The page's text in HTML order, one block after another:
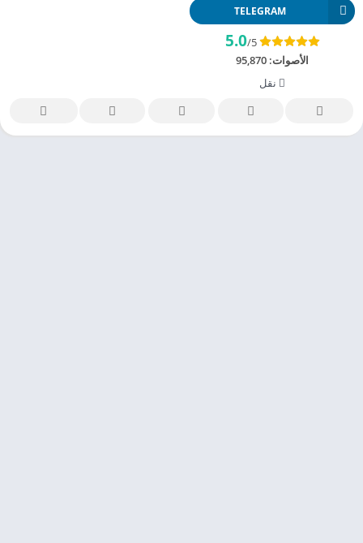
TELEGRAM
5.0/5
الأصوات: 95,870
نقل